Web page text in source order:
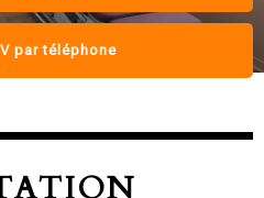
par téléphone